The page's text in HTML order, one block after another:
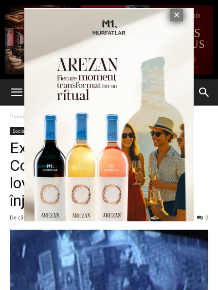
Acasă Social
Social
Execuție în stil mafiot la
Constanţa. Un tânăr a fost
lovit cu mașina, apoi a fost
înjunghiat
De către admin - 2 martie 2014 0